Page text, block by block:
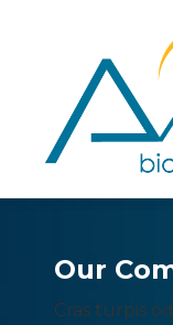
Our
Cras turpis